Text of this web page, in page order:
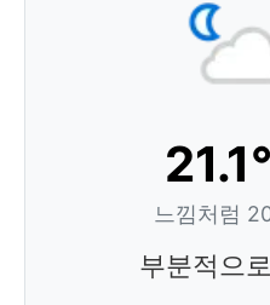
느낌처럼
부분적으